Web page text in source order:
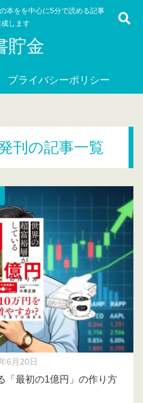
本をを中心に5分で読める記事
成します
貯金
プライバシーポリシー
刊の記事一覧
6月20日
「最初の1億円」の作り方